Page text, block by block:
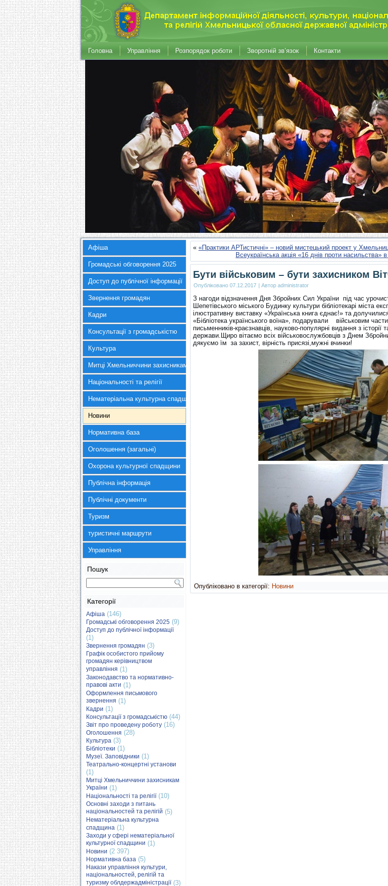
Головна Управління Розпорядок роботи Зворотній зв’язок Контакти
Афіша
Громадські обговорення 2025
Доступ до публічної інформації
Звернення громадян
Кадри
Консультації з громадськістю
Культура
Митці Хмельниччини захисникам України
Національності та релігії
Нематеріальна культурна спадщина
Новини
Нормативна база
Оголошення (загальні)
Охорона культурної спадщини
Публічна інформація
Публічні документи
Туризм
туристичні маршрути
Управління
Пошук
Категорії
Афіша (146)
Громадські обговорення 2025 (9)
Доступ до публічної інформації
(1)
Звернення громадян (3)
Графік особистого прийому
громадян керівництвом
управління (1)
Законодавство та нормативно-
правові акти (1)
Оформлення письмового
звернення (1)
Кадри (1)
Консультації з громадськістю (44)
Звіт про проведену роботу (16)
Оголошення (28)
Культура (3)
Бібліотеки (1)
Музеї. Заповідники (1)
Театрально-концертні установи
(1)
Митці Хмельниччини захисникам
України (1)
Національності та релігії(10)
Основні заходи з питань
національностей та релігій (5)
Нематеріальна культурна
спадщина (1)
Заходи у сфері нематеріальної
культурної спадщини (1)
Новини (2 397)
Нормативна база (5)
Накази управління культури,
національностей, релігій та
туризму облдержадміністрації(3)
« «Практики АРТистичні» – новий мистецький проект у
Всеукраїнська акція «16 днів проти насильства»
Бути військовим – бути захисником
Опубліковано 07.12.2017 | Автор administrator
З нагоди відзначення Дня Збройних Сил України під час
Шепетівського міського Будинку культури бібліотекарі міста
ілюстративну виставку «Українська книга єднає!» та
«Бібліотека українського воїна», подарували військовим
письменників-краєзнавців, науково-популярні видання з історії
держави.Щиро вітаємо всіх військовослужбовців з Днем
дякуємо їм за захист, вірність присязі,мужні вчинки!
Опубліковано в категорії: Новини